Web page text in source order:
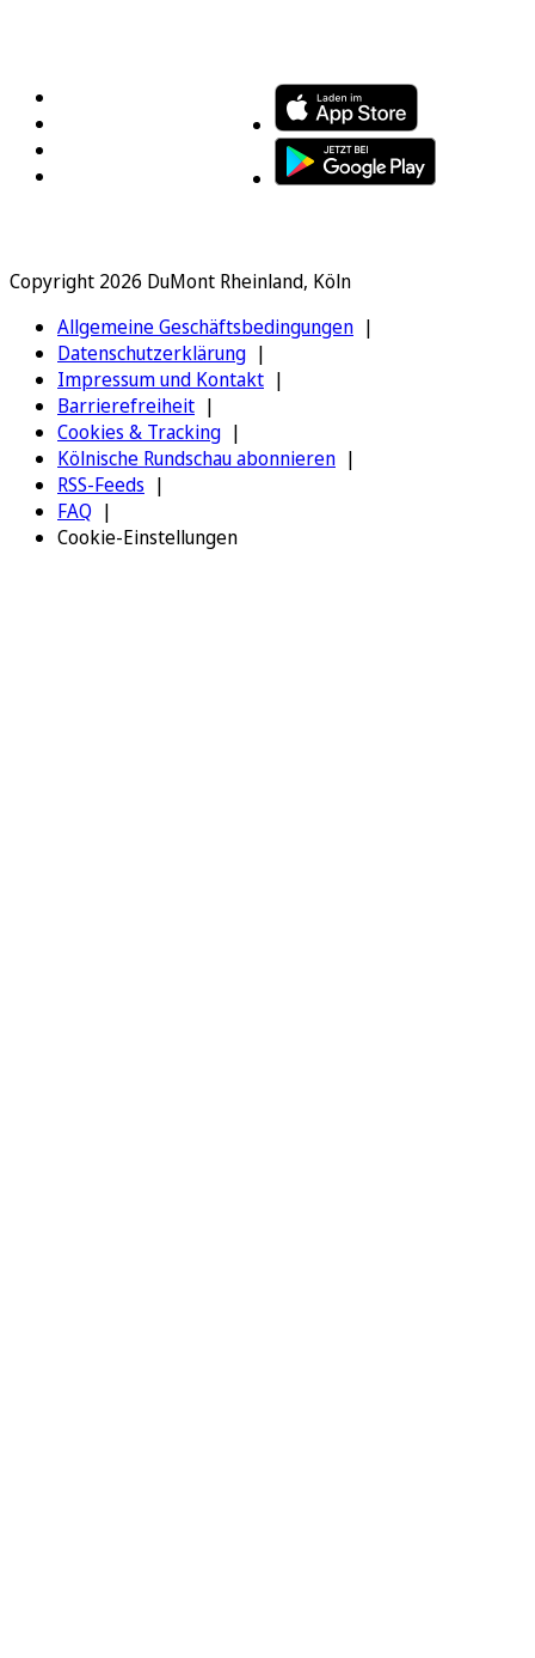
Copyright 2026 DuMont Rheinland, Köln
Allgemeine Geschäftsbedingungen
Datenschutzerklärung
Impressum und Kontakt
Barrierefreiheit
Cookies & Tracking
Kölnische Rundschau abonnieren
RSS-Feeds
FAQ
Cookie-Einstellungen